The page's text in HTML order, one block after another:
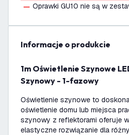
Oprawki GU10 nie są w
informacje o produkcie
1m Oświetlenie Szynowe LED - 4x Reflektor
Szynowy - 1-fazowy
Oświetlenie szynowe to
oświetlenie domu lub miejsca
szynowy z reflektorami oferuje
elastyczne rozwiązanie dla